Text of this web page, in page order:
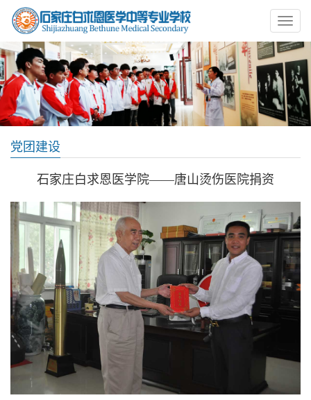
党团建设
石家庄白求恩医学院——唐山烫伤医院捐资